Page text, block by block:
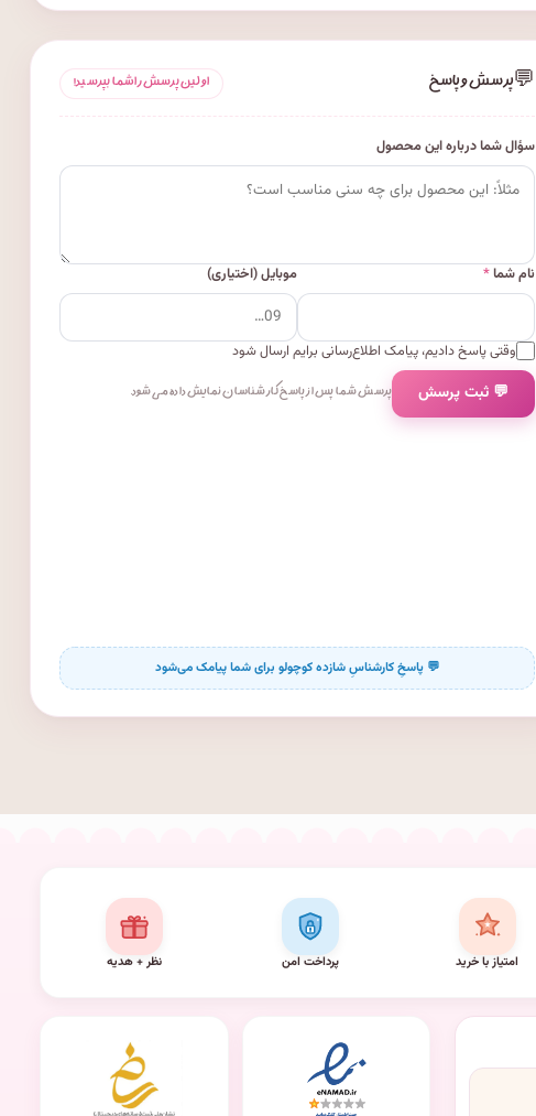
💬پرسش و پاسخ اولین پرسش را شما بپرسید!
سؤال شما درباره این محصول
نام شما* موبایل (اختیاری)
وقتی پاسخ دادیم، پیامک اطلاع‌رسانی برایم ارسال شود
💬 ثبت پرسش پرسش شما پس از پاسخ کارشناسان نمایش داده می‌شود.
امتیاز با خرید پرداخت امن نظر + هدیه